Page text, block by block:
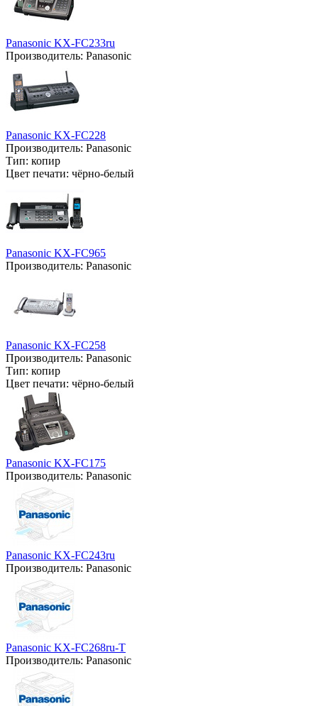
Panasonic KX-FC233ru
Производитель: Panasonic
Panasonic KX-FC228
Производитель: Panasonic
Тип: копир
Цвет печати: чёрно-белый
Panasonic KX-FC965
Производитель: Panasonic
Panasonic KX-FC258
Производитель: Panasonic
Тип: копир
Цвет печати: чёрно-белый
Panasonic KX-FC175
Производитель: Panasonic
Panasonic KX-FC243ru
Производитель: Panasonic
Panasonic KX-FC268ru-T
Производитель: Panasonic